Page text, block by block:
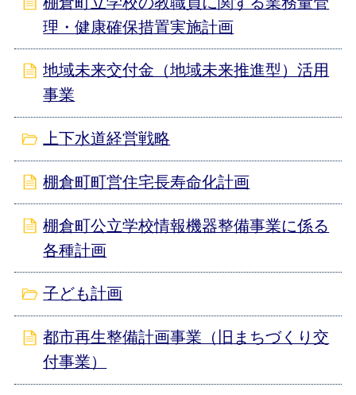
理・健康確保措置実施計画
地域未来交付金（地域未来推進型）活用
事業
上下水道経営戦略
棚倉町町営住宅長寿命化計画
棚倉町公立学校情報機器整備事業に係る
各種計画
子ども計画
都市再生整備計画事業（旧まちづくり交
付事業）